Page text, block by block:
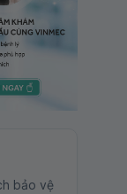
bảo vệ